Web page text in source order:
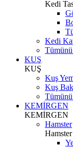
Kedi
Kedi
KUŞ
KUŞ
Kuş
Kuş
KEMİRGEN
KEMİRGEN
Hamster
Hamster